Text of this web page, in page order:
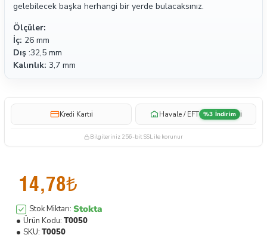
gelebilecek başka herhangi bir yerde bulacaksınız.
Ölçüler:
İç: 26 mm
Dış :32,5 mm
Kalınlık: 3,7 mm
Kredi Kartıi Havale / EFT %3 İndirim i
Bilgileriniz 256-bit SSL ile korunur
14,78₺
Stok Miktarı: Stokta
Ürün Kodu: T0050
SKU: T0050